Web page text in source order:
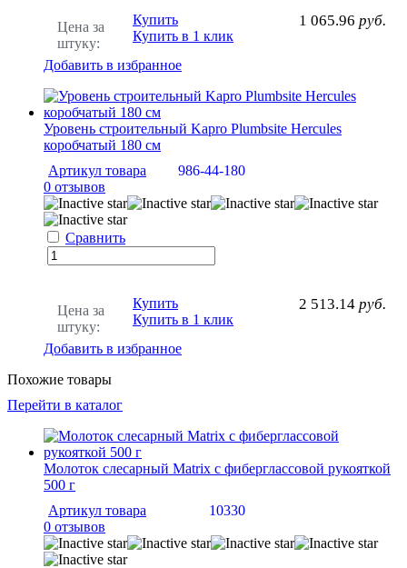
Цена за
штуку:
1 065.96 руб.
Купить
Купить в 1 клик
Добавить в избранное
Уровень строительный Kapro Plumbsite Hercules
коробчатый 180 см
Артикул товара
986-44-180
0 отзывов
Сравнить
Цена за
штуку:
2 513.14 руб.
Купить
Купить в 1 клик
Добавить в избранное
Похожие товары
Перейти в каталог
Молоток слесарный Matrix с фиберглассовой рукояткой
500 г
Артикул товара
10330
0 отзывов